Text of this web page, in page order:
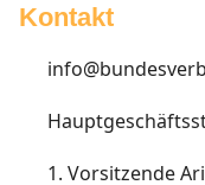
Kontakt
1. Vorsitzende